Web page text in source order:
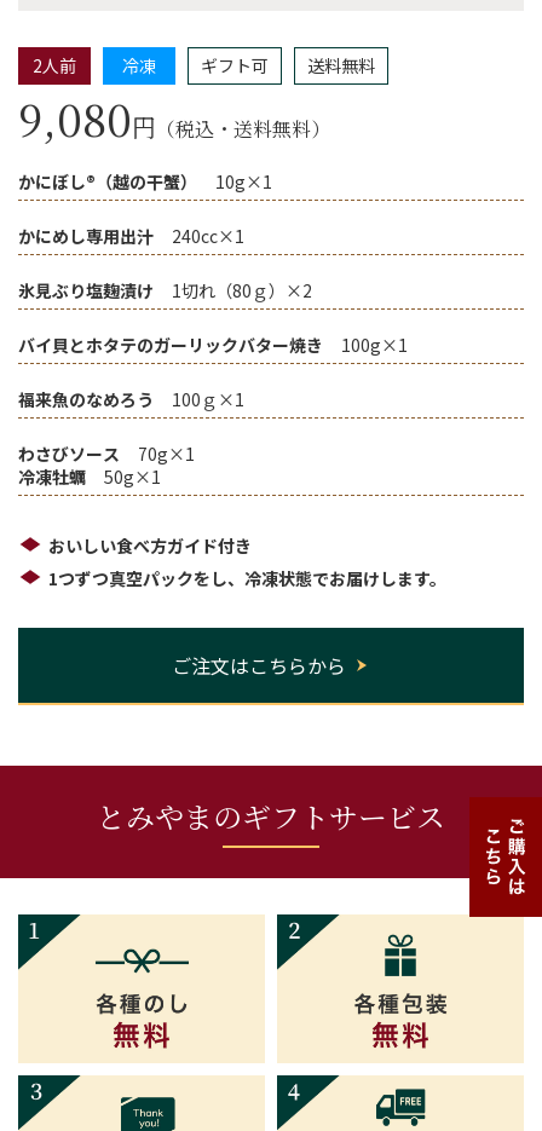
2人前 冷凍 ギフト可 送料無料
9,080円 （税込・送料無料）
かにぼし®（越の干蟹） 10g×1
かにめし専用出汁 240cc×1
氷見ぶり塩麹漬け 1切れ（80ｇ）×2
バイ貝とホタテのガーリックバター焼き 100g×1
福来魚のなめろう 100ｇ×1
わさびソース
70g×1
冷凍牡蠣
50g×1
おいしい食べ方ガイド付き
1つずつ真空パックをし、冷凍状態でお届けします。
ご注文はこちらから
とみやまのギフトサービス